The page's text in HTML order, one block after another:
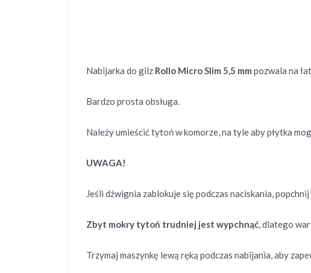
Nabijarka do gilz Rollo Micro Slim 5,5 mm pozwala na
Bardzo prosta obsługa.
Należy umieścić tytoń w komorze, na tyle aby płytka
UWAGA!
Jeśli dźwignia zablokuje się podczas naciskania,
Zbyt mokry tytoń trudniej jest wypchnąć, dlatego
Trzymaj maszynkę lewą ręką podczas nabijania, aby